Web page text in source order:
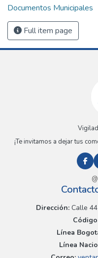
Documentos Municipales
Full item page
¡Te invitamos a dejar tus
Dirección:Calle 44
Línea
Línea